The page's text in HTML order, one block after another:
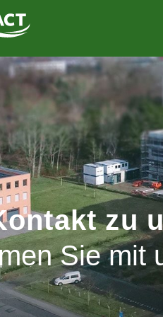
zu
Sie mit